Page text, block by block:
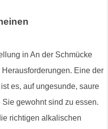
in An der Schmücke
Eine der
es, auf ungesunde, saure
gewohnt sind zu essen.
richtigen alkalischen